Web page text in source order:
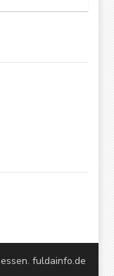
fuldainfo.de